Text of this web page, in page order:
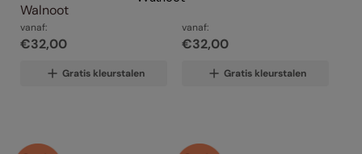
Walnoot
vanaf:
€32,00
Gratis kleurstalen
vanaf:
€32,00
Gratis kleurstalen